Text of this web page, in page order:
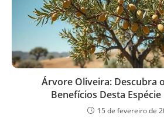
Árvore Oliveira: Descubra
Benefícios Desta
15 de fevereiro de